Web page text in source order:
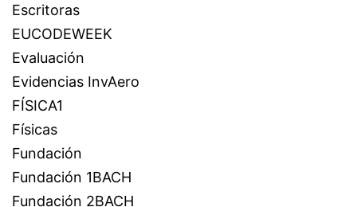
Escritoras
EUCODEWEEK
Evaluación
Evidencias InvAero
FÍSICA1
Físicas
Fundación
Fundación 1BACH
Fundación 2BACH